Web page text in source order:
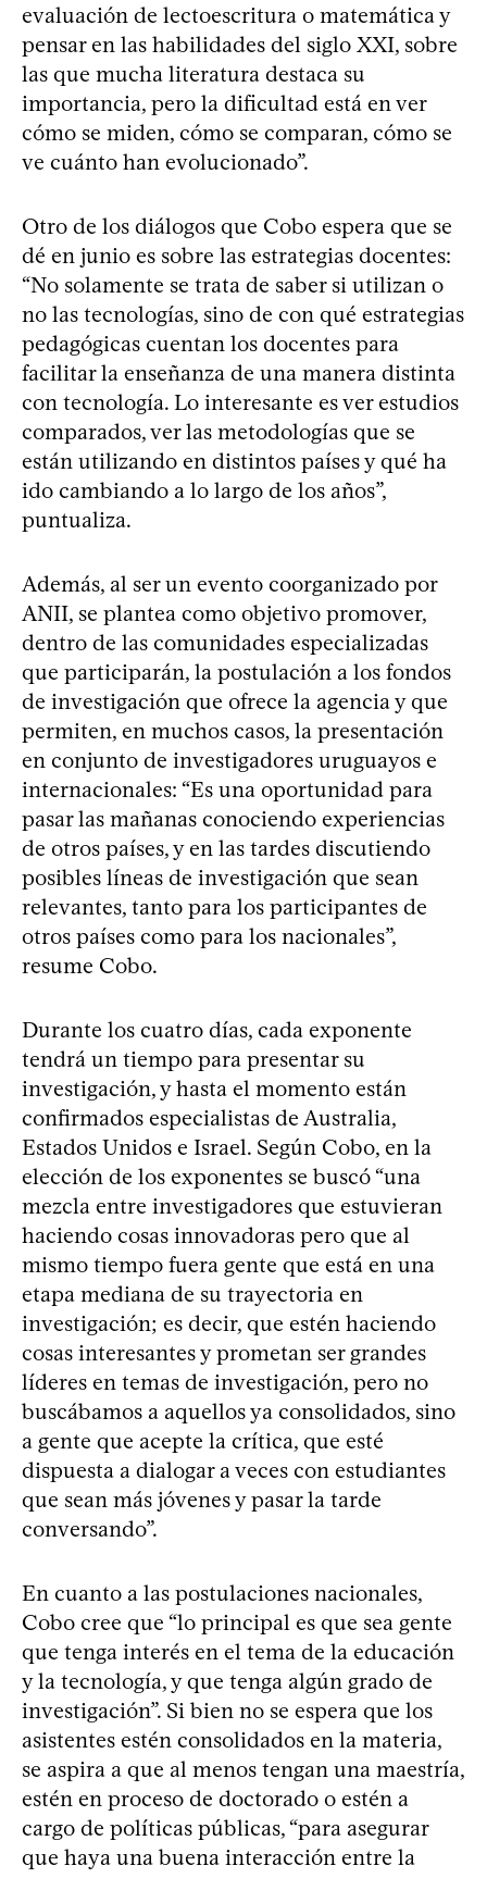
evaluación de lectoescritura o matemática y
pensar en las habilidades del siglo XXI, sobre
las que mucha literatura destaca su
importancia, pero la dificultad está en ver
cómo se miden, cómo se comparan, cómo se
ve cuánto han evolucionado”.
Otro de los diálogos que Cobo espera que se
dé en junio es sobre las estrategias docentes:
“No solamente se trata de saber si utilizan o
no las tecnologías, sino de con qué estrategias
pedagógicas cuentan los docentes para
facilitar la enseñanza de una manera distinta
con tecnología. Lo interesante es ver estudios
comparados, ver las metodologías que se
están utilizando en distintos países y qué ha
ido cambiando a lo largo de los años”,
puntualiza.
Además, al ser un evento coorganizado por
ANII, se plantea como objetivo promover,
dentro de las comunidades especializadas
que participarán, la postulación a los fondos
de investigación que ofrece la agencia y que
permiten, en muchos casos, la presentación
en conjunto de investigadores uruguayos e
internacionales: “Es una oportunidad para
pasar las mañanas conociendo experiencias
de otros países, y en las tardes discutiendo
posibles líneas de investigación que sean
relevantes, tanto para los participantes de
otros países como para los nacionales”,
resume Cobo.
Durante los cuatro días, cada exponente
tendrá un tiempo para presentar su
investigación, y hasta el momento están
confirmados especialistas de Australia,
Estados Unidos e Israel. Según Cobo, en la
elección de los exponentes se buscó “una
mezcla entre investigadores que estuvieran
haciendo cosas innovadoras pero que al
mismo tiempo fuera gente que está en una
etapa mediana de su trayectoria en
investigación; es decir, que estén haciendo
cosas interesantes y prometan ser grandes
líderes en temas de investigación, pero no
buscábamos a aquellos ya consolidados, sino
a gente que acepte la crítica, que esté
dispuesta a dialogar a veces con estudiantes
que sean más jóvenes y pasar la tarde
conversando”.
En cuanto a las postulaciones nacionales,
Cobo cree que “lo principal es que sea gente
que tenga interés en el tema de la educación
y la tecnología, y que tenga algún grado de
investigación”. Si bien no se espera que los
asistentes estén consolidados en la materia,
se aspira a que al menos tengan una maestría,
estén en proceso de doctorado o estén a
cargo de políticas públicas, “para asegurar
que haya una buena interacción entre la